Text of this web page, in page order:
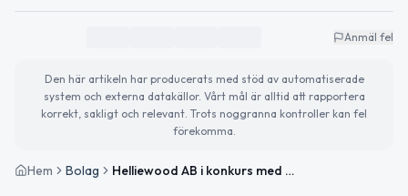
Anmäl fel
Den här artikeln har producerats med stöd av automatiserade
system och externa datakällor. Vårt mål är alltid att rapportera
korrekt, sakligt och relevant. Trots noggranna kontroller kan fel
förekomma.
Hem Bolag Helliewood AB i konkurs med musikproduktion som verksamhet